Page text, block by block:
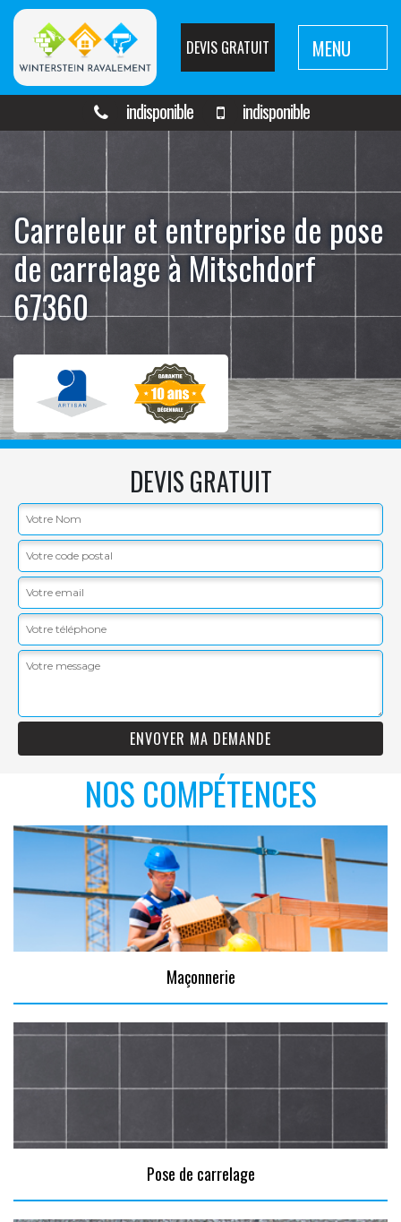
DEVIS GRATUIT MENU
indisponible indisponible
Carreleur et entreprise de pose
de carrelage à Mitschdorf
67360
DEVIS GRATUIT
NOS COMPÉTENCES
Maçonnerie
Pose de carrelage